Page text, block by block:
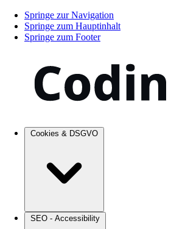
Springe zur Navigation
Springe zum Hauptinhalt
Springe zum Footer
Cookies & DSGVO
SEO - Accessibility